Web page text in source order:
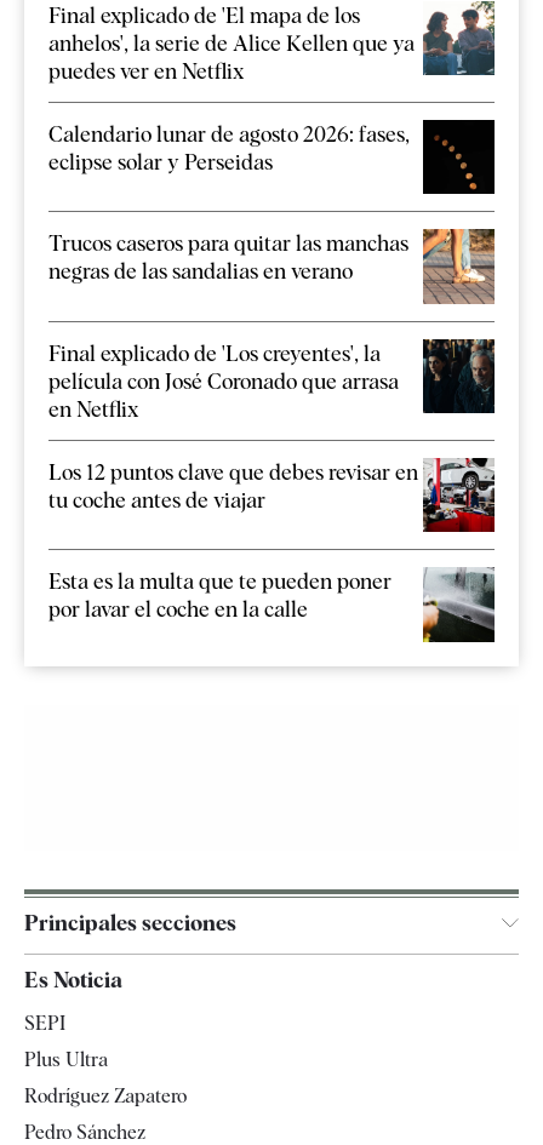
Final explicado de 'El mapa de los
anhelos', la serie de Alice Kellen que ya
puedes ver en Netflix
Calendario lunar de agosto 2026: fases,
eclipse solar y Perseidas
Trucos caseros para quitar las manchas
negras de las sandalias en verano
Final explicado de 'Los creyentes', la
película con José Coronado que arrasa
en Netflix
Los 12 puntos clave que debes revisar en
tu coche antes de viajar
Esta es la multa que te pueden poner
por lavar el coche en la calle
Principales secciones
España
Televisión
Es Noticia
SEPI
Plus Ultra
Rodríguez Zapatero
Pedro Sánchez